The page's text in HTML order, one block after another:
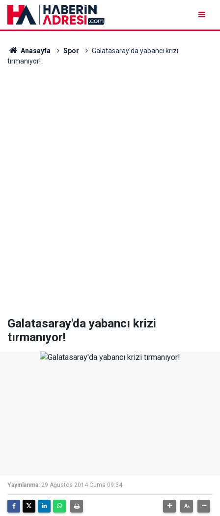
Anasayfa Spor
Galatasaray'da yabancı krizi
tırmanıyor!
Galatasaray'da yabancı krizi
tırmanıyor!
Yayınlanma: 29 Ağustos 2014 Cuma 09:34